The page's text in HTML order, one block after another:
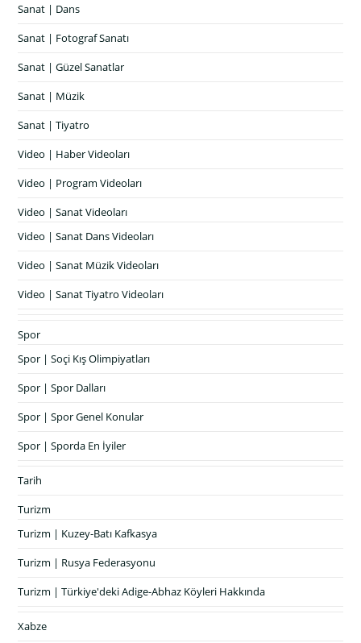
Sanat | Dans
Sanat | Fotograf Sanatı
Sanat | Güzel Sanatlar
Sanat | Müzik
Sanat | Tiyatro
Video | Haber Videoları
Video | Program Videoları
Video | Sanat Videoları
Video | Sanat Dans Videoları
Video | Sanat Müzik Videoları
Video | Sanat Tiyatro Videoları
Spor
Spor | Soçi Kış Olimpiyatları
Spor | Spor Dalları
Spor | Spor Genel Konular
Spor | Sporda En İyiler
Tarih
Turizm
Turizm | Kuzey-Batı Kafkasya
Turizm | Rusya Federasyonu
Turizm | Türkiye'deki Adige-Abhaz Köyleri Hakkında
Xabze